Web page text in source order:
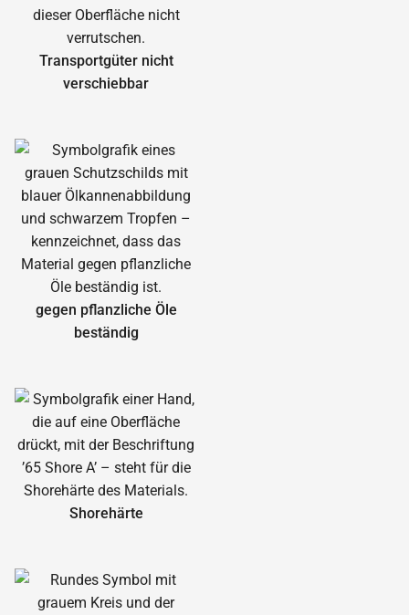
Transportgüter nicht
verschiebbar
gegen pflanzliche Öle
beständig
Shorehärte